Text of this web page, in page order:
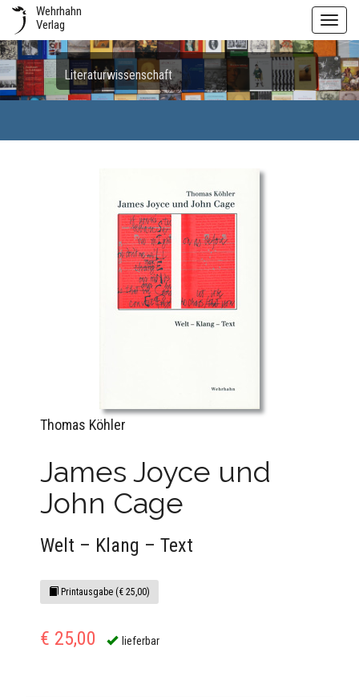
Wehrhahn
Verlag
Literaturwissenschaft
Thomas Köhler
James Joyce und
John Cage
Welt – Klang – Text
Printausgabe (€ 25,00)
€ 25,00 lieferbar